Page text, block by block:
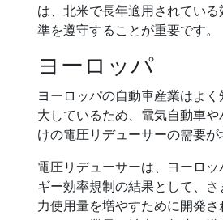
は、北米で長年適用されてい
準を遵守することが重要です。
ヨーロッパ
ヨーロッパの自動車産業はよ
大しているため、電気自動車
けの電圧リデューサーの需要が
電圧リデューサーは、ヨーロ
ギー効率規制の結果として、
力使用量を増やすために開発さ